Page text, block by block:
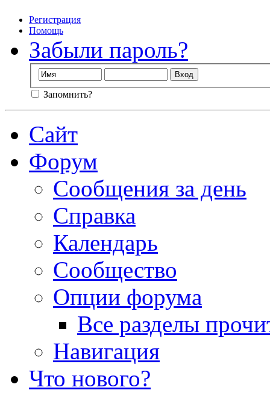
Регистрация
Помощь
Забыли пароль?
Запомнить?
Сайт
Форум
Сообщения за день
Справка
Календарь
Сообщество
Опции форума
Все разделы
Навигация
Что нового?